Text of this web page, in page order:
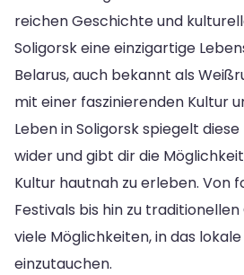
reichen Geschichte und
Soligorsk eine einzigartige
Belarus, auch bekannt als
mit einer faszinierenden Kultur
Leben in Soligorsk spiegelt
wider und gibt dir die
Kultur hautnah zu erleben. Von
Festivals bis hin zu
viele Möglichkeiten, in das
einzutauchen.